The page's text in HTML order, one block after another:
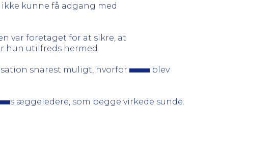
ikke kunne få adgang med
var foretaget for at sikre, at
hun utilfreds hermed.
snarest muligt, hvorfor
blev
s æggeledere, som begge virkede sunde.